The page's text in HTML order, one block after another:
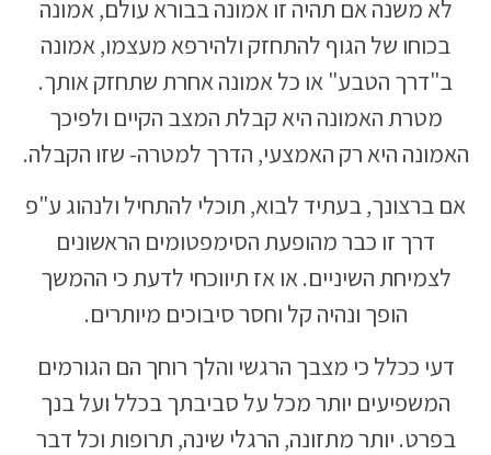
לא משנה אם תהיה זו אמונה בבורא עולם, אמונה
בכוחו של הגוף להתחזק ולהירפא מעצמו, אמונה
ב"דרך הטבע" או כל אמונה אחרת שתחזק אותך.
מטרת האמונה היא קבלת המצב הקיים ולפיכך
האמונה היא רק האמצעי, הדרך למטרה- שזו הקבלה.
אם ברצונך, בעתיד לבוא, תוכלי להתחיל ולנהוג ע"פ
דרך זו כבר מהופעת הסימפטומים הראשונים
לצמיחת השיניים. או אז תיווכחי לדעת כי ההמשך
הופך ונהיה קל וחסר סיבוכים מיותרים.
דעי ככלל כי מצבך הרגשי והלך רוחך הם הגורמים
המשפיעים יותר מכל על סביבתך בכלל ועל בנך
בפרט. יותר מתזונה, הרגלי שינה, תרופות וכל דבר